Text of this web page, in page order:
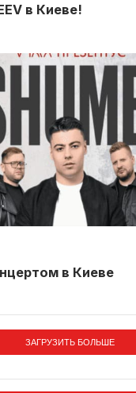
в Киеве!
в Киеве
ЗАГРУЗИТЬ БОЛЬШЕ